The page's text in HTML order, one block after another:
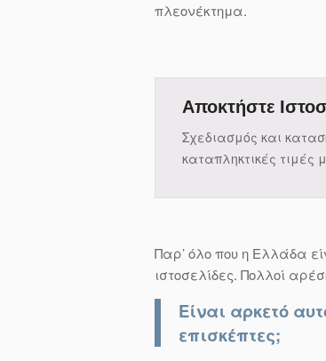
πλεονέκτημα.
Αποκτήστε
Σχεδιασμός και
καταπληκτικές
Παρ’ όλο που η Ελλάδα
ιστοσελίδες. Πολλοί
Είναι αρκετό
επισκέπτες;